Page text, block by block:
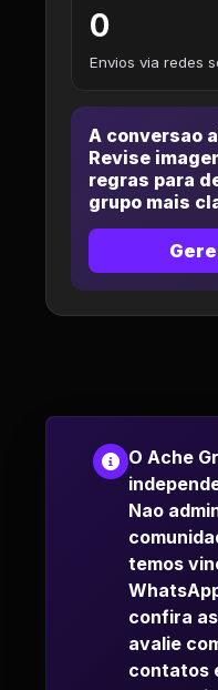
0
Envios via redes
A conversao
Revise
regras para
grupo mais
O Ache
Nao
temos
confira
avalie
contatos